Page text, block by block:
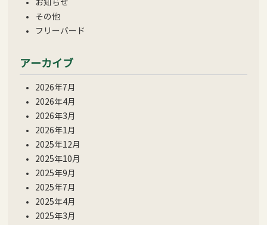
お知らせ
その他
フリーバード
アーカイブ
2026年7月
2026年4月
2026年3月
2026年1月
2025年12月
2025年10月
2025年9月
2025年7月
2025年4月
2025年3月